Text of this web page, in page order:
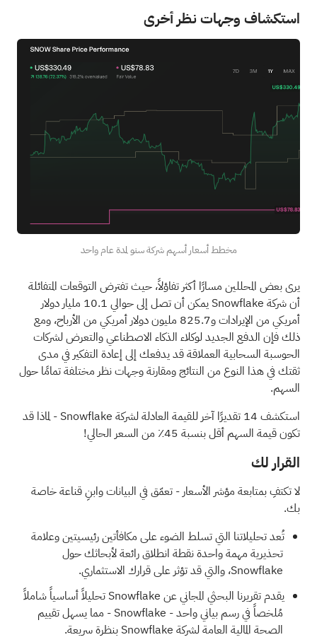
استكشاف وجهات نظر أخرى
مخطط أسعار أسهم شركة سنو لمدة عام واحد
يرى بعض المحللين مسارًا أكثر تفاؤلاً، حيث تفترض التوقعات المتفائلة
أن شركة Snowflake يمكن أن تصل إلى حوالي 10.1 مليار دولار
أمريكي من الإيرادات و825.7 مليون دولار أمريكي من الأرباح، ومع
ذلك فإن الدفع الجديد لوكلاء الذكاء الاصطناعي والتعرض لشركات
الحوسبة السحابية العملاقة قد يدفعك إلى إعادة التفكير في مدى
ثقتك في هذا النوع من النتائج ومقارنة وجهات نظر مختلفة تمامًا حول
السهم.
استكشف 14 تقديرًا آخر للقيمة العادلة لشركة Snowflake
- لماذا قد
تكون قيمة السهم أقل بنسبة 45٪ من السعر الحالي!
القرار لك
لا تكتفِ بمتابعة مؤشر الأسعار - تعمّق في البيانات وابنِ قناعة خاصة
بك.
تُعد تحليلاتنا التي تسلط الضوء على مكافأتين رئيسيتين وعلامة
تحذيرية مهمة واحدةنقطة انطلاق رائعة لأبحاثك حول
Snowflake، والتي قد تؤثر على قرارك الاستثماري.
يقدم تقريرنا البحثي المجاني عن Snowflake
تحليلاً أساسياً شاملاً
مُلخصاً في رسم بياني واحد - Snowflake - مما يسهل تقييم
الصحة المالية العامة لشركة Snowflake بنظرة سريعة.